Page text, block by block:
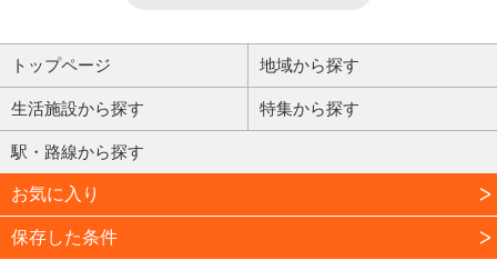
トップページ 地域から探す
生活施設から探す 特集から探す
駅・路線から探す
お気に入り
保存した条件